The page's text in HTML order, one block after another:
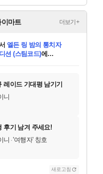
마트 더보기+
엘든 링 밤의 통치자
션 (스팀코드)에
니다.
니다.
니다.
니다.
니다.
니다.
팀코드)를 교환.
니다.
레이드 기대평 남기기
니
후기 남겨 주세요!
니 ·'여행자' 칭호
새로고침